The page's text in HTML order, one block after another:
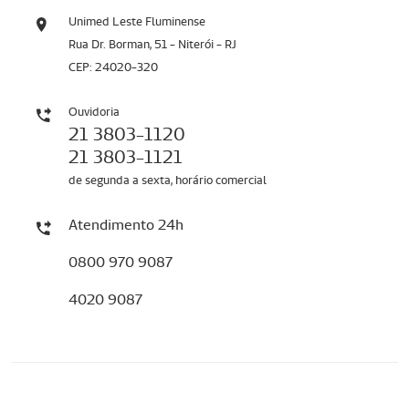
Unimed Leste Fluminense
Rua Dr. Borman, 51 - Niterói - RJ
CEP: 24020-320
Ouvidoria
21 3803-1120
21 3803-1121
de segunda a sexta, horário comercial
Atendimento 24h
0800 970 9087
4020 9087